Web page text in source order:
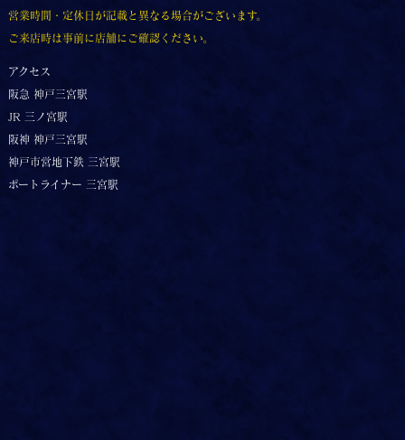
営業時間・定休日が記載と異なる場合がございます。
ご来店時は事前に店舗にご確認ください。
アクセス
阪急 神戸三宮駅
JR 三ノ宮駅
阪神 神戸三宮駅
神戸市営地下鉄 三宮駅
ポートライナー 三宮駅